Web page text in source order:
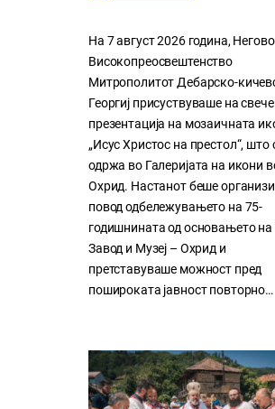
На 7 август 2026 година,
Високопреосвештенство
Митрополитот Дебарско-
Георгиј присуствуваше на
презентација на мозаичната
„Исус Христос на престол“, што
одржа во Галеријата на икони
Охрид. Настанот беше
повод одбележувањето на 75-
годишнината од основањето
Завод и Музеј – Охрид и
претставуваше можност пред
пошироката јавност повторно…